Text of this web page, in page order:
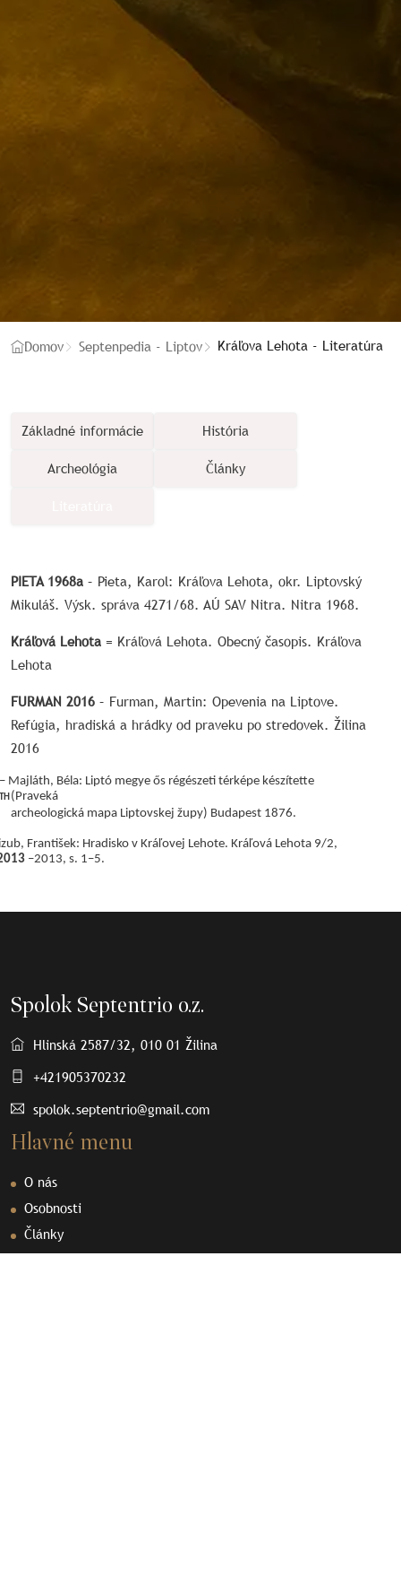
Domov Septenpedia - Liptov Kráľova Lehota - Literatúra
Základné informácie História
Archeológia Články
PIETA 1968a – Pieta, Karol: Kráľova Lehota, okr. Liptovský
Mikuláš. Výsk. správa 4271/68. AÚ SAV Nitra. Nitra 1968.
Kráľová Lehota = Kráľová Lehota. Obecný časopis. Kráľova
Lehota
FURMAN 2016 – Furman, Martin: Opevenia na Liptove.
Refúgia, hradiská a hrádky od praveku po stredovek. Žilina
2016
Majláth, Béla: Liptó megye ős régészeti térképe készítette
(Praveká
archeologická mapa Liptovskej župy) Budapest 1876.
–
František: Hradisko v Kráľovej Lehote. Kráľová Lehota 9/2,
2013, s. 1–5.
Spolok Septentrio o.z.
Hlinská 2587/32, 010 01 Žilina
+421905370232
spolok.septentrio@gmail.com
Hlavné menu
O nás
Osobnosti
Články